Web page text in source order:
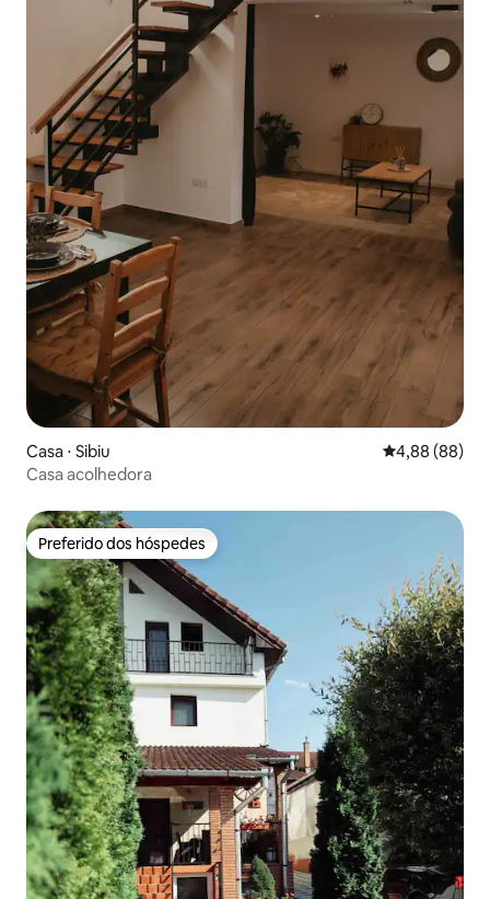
Casa ⋅ Sibiu 4,88 de uma
4,88 (88)
Casa acolhedora
Preferido dos hóspedes
Preferido dos hóspedes